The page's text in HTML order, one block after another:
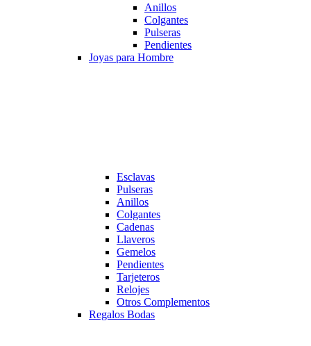
Anillos
Colgantes
Pulseras
Pendientes
Joyas para Hombre
Esclavas
Pulseras
Anillos
Colgantes
Cadenas
Llaveros
Gemelos
Pendientes
Tarjeteros
Relojes
Otros Complementos
Regalos Bodas